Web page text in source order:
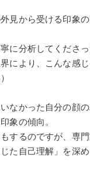
見から受ける印象
寧に分析してくださ
により、こんな感
なかった自分の顔の
象の傾向。
するのですが、専門
た自己理解」を深